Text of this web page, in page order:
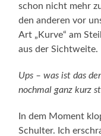
schon nicht mehr
den anderen vor
Art „Kurve“ am
aus der Sichtweite.
Ups – was ist das
nochmal ganz kurz
In dem Moment
Schulter. Ich